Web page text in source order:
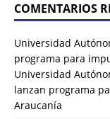
COMENTARIOS
Universidad
programa para
Universidad
lanzan programa
Araucanía